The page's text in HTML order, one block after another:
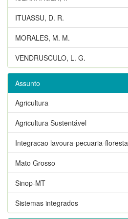
ITUASSU, D. R.
MORALES, M. M.
VENDRUSCULO, L. G.
Assunto
Agricultura
Agricultura Sustentável
Integracao lavoura-pecuaria-floresta
Mato Grosso
Sinop-MT
Sistemas integrados